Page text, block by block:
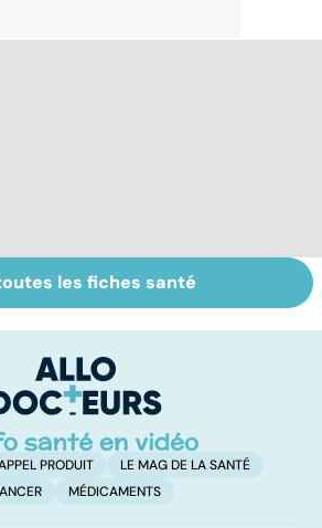
Perturbateurs
endocriniens :
notre santé
les fiches santé
PRODUIT
LE MAG DE LA SANTÉ
MÉDICAMENTS